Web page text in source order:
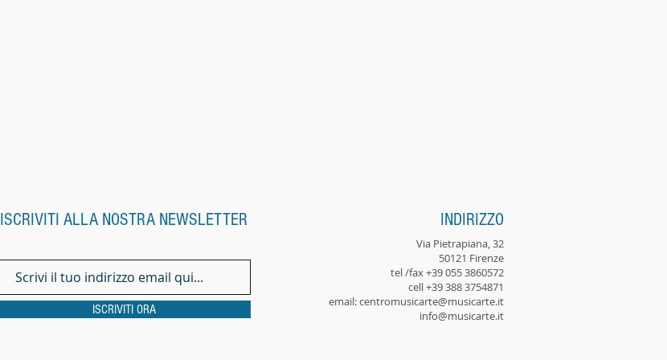
ISCRIVITI ALLA NOSTRA NEWSLETTER
ISCRIVITI ORA
INDIRIZZO
Via Pietrapiana, 32
50121 Firenze
tel /fax +39 055 3860572
cell +39 388 3754871
email:centromusicarte@musicarte.it
info@musicarte.it